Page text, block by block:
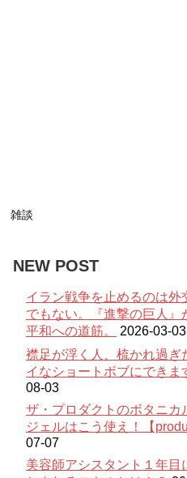
雑談
NEW POST
イラン戦争を止めるのは外
でもない。『進撃の巨人』
平和への道筋。
2026-03-03
襟足が浮く人、梳かれ過ぎ
イなショートボブにできま
08-03
ザ・プロダクトのボタニカ
ジェルはこう使え！【
07-07
美容師アシスタント１年目